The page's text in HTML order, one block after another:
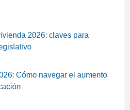
2026: claves para
Cómo navegar el aumento